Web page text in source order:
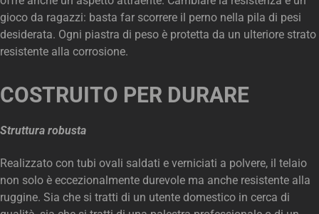
gioco da ragazzi: basta far scorrere il perno nella pila di pesi
desiderata. Ogni piastra di peso è protetta da un ulteriore strato
resistente alla corrosione.
COSTRUITO PER DURARE
Struttura robusta
Realizzato con tubi ovali saldati e verniciati a polvere, il telaio
non solo è eccezionalmente durevole ma anche resistente alla
ruggine. Sia che si tratti di un utente domestico in cerca di